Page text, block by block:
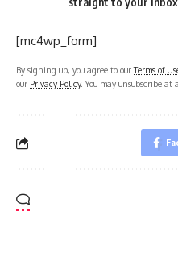
[mc4wp_form]
By signing up, you agree to ourTerms of
our Privacy Policy. You may unsubscribe at